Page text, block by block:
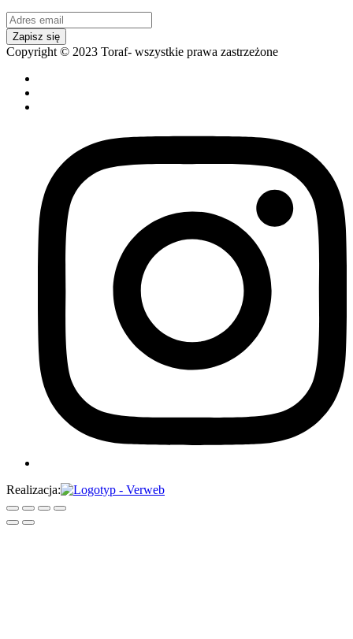
Zapisz się
Copyright © 2023 Toraf- wszystkie prawa zastrzeżone
Realizacja: